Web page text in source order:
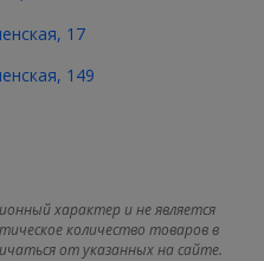
17
149
характер и не является
количество товаров в
от указанных на сайте.